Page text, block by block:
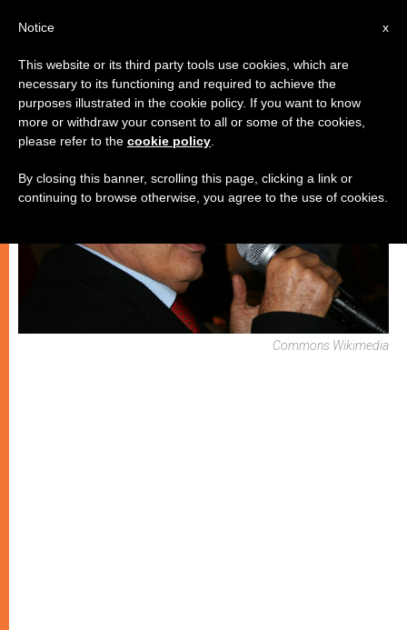
ARTE E CULTURA
Commons Wikimedia
x
Notice
This website or its third party tools use cookies, which are
necessary to its functioning and required to achieve the
purposes illustrated in the cookie policy. If you want to know
more or withdraw your consent to all or some of the cookies,
please refer to the cookie policy
By closing this banner, scrolling this page, clicking a link or
continuing to browse otherwise, you agree to the use of cookies.